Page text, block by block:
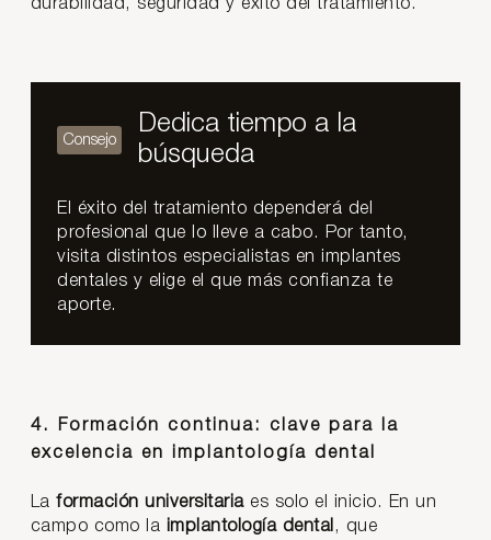
durabilidad, seguridad y éxito del tratamiento.
Dedica tiempo a la
búsqueda
El éxito del tratamiento dependerá del
profesional que lo lleve a cabo. Por tanto,
visita distintos especialistas en implantes
dentales y elige el que más confianza te
aporte.
4. Formación continua: clave para la
excelencia en implantología dental
Laformación universitariaes solo el inicio. En un
campo como la implantología dental , que